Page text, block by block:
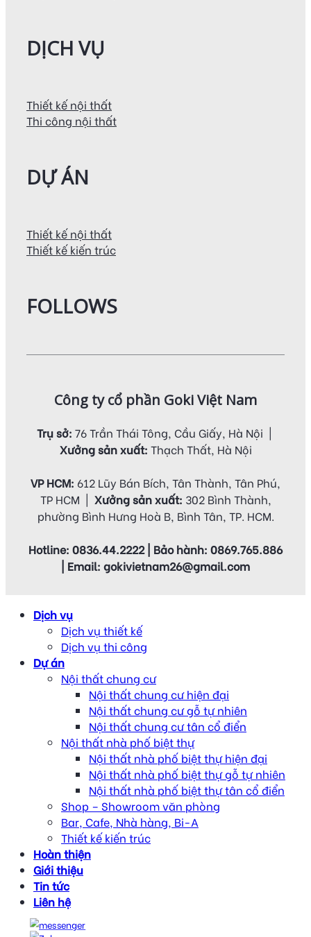
DỊCH VỤ
Thiết kế nội thất
Thi công nội thất
DỰ ÁN
Thiết kế nội thất
Thiết kế kiến trúc
FOLLOWS
Công ty cổ phần Goki Việt Nam
Trụ sở: 76 Trần Thái Tông, Cầu Giấy, Hà Nội |
Xưởng sản xuất: Thạch Thất, Hà Nội
VP HCM: 612 Lũy Bán Bích, Tân Thành, Tân Phú,
TP HCM | Xưởng sản xuất: 302 Bình Thành,
phường Bình Hưng Hoà B, Bình Tân, TP. HCM.
Hotline: 0836.44.2222 | Bảo hành: 0869.765.886
| Email: gokivietnam26@gmail.com
Dịch vụ
Dịch vụ thiết kế
Dịch vụ thi công
Dự án
Nội thất chung cư
Nội thất chung cư hiện đại
Nội thất chung cư gỗ tự nhiên
Nội thất chung cư tân cổ điển
Nội thất nhà phố biệt thự
Nội thất nhà phố biệt thự hiện đại
Nội thất nhà phố biệt thự gỗ tự nhiên
Nội thất nhà phố biệt thự tân cổ điển
Shop – Showroom văn phòng
Bar, Cafe, Nhà hàng, Bi-A
Thiết kế kiến trúc
Hoàn thiện
Giới thiệu
Tin tức
Liên hệ